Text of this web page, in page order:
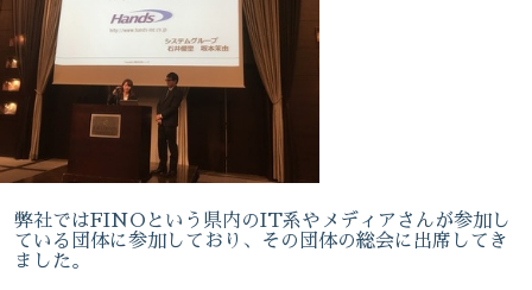
弊社ではFINOという県内のIT系やメディアさんが参加し
ている団体に参加しており、その団体の総会に出席してき
ました。